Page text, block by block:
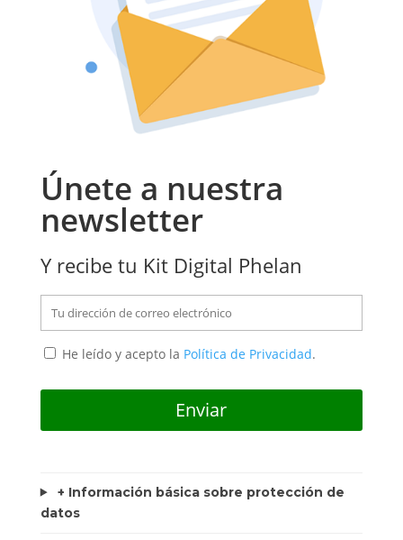
Únete a nuestra
newsletter
Y recibe tu Kit Digital Phelan
He leído y acepto la Política de Privacidad.
+ Información básica sobre protección de
datos